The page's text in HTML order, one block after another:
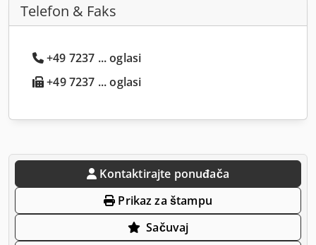
Telefon & Faks
+49 7237 ... oglasi
+49 7237 ... oglasi
Kontaktirajte ponuđača
Prikaz za štampu
Sačuvaj